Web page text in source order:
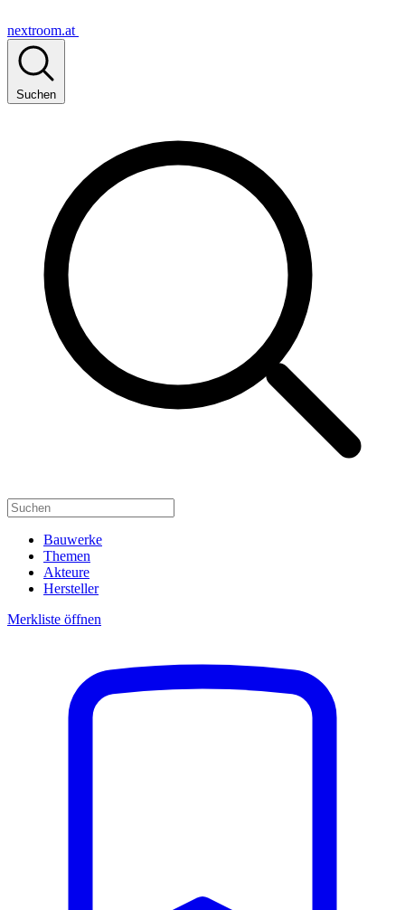
nextroom.at
Suchen
Bauwerke
Themen
Akteure
Hersteller
Merkliste öffnen